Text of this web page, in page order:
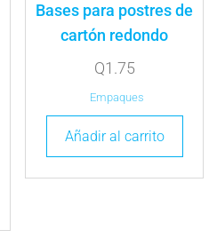
Bases para postres de
cartón redondo
Q1.75
Empaques
Añadir al carrito